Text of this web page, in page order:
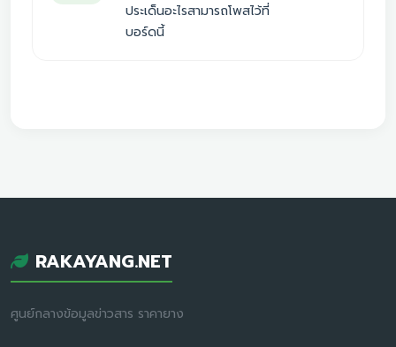
ประเด็นอะไรสามารถโพสไว้ที่
บอร์ดนี้
RAKAYANG.NET
ศูนย์กลางข้อมูลข่าวสาร ราคายาง